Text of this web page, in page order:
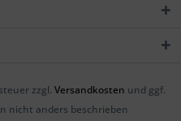
zzgl. Versandkosten und ggf.
nicht anders beschrieben